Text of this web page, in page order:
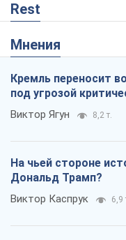
Rest
Мнения
Кремль переносит
под угрозой
Виктор Ягун 8,2 т.
На чьей стороне
Дональд Трамп?
Виктор Каспрук 6,9